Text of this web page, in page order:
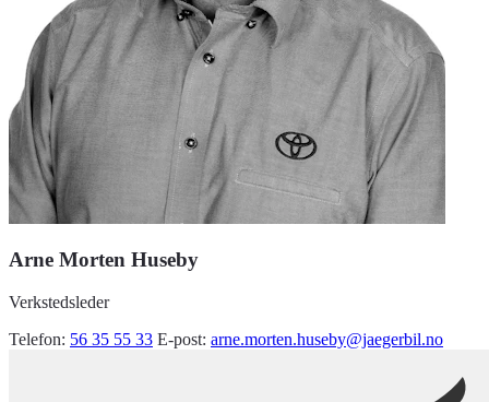
Arne Morten Huseby
Verkstedsleder
Telefon: 56 35 55 33 E-post: arne.morten.huseby@jaegerbil.no